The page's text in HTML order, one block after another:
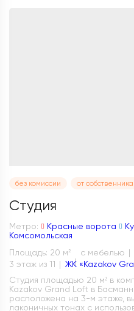
без комиссии от собственника
Студия
Метро: Красные ворота
Комсомольская
Площадь: 20 м 2
с мебелью
3 этаж из 11
ЖК «Kazakov
Студия площадью 20 м² в
Kazakov Grand Loft в
расположена на 3-м этаже,
лаконичных тонах с